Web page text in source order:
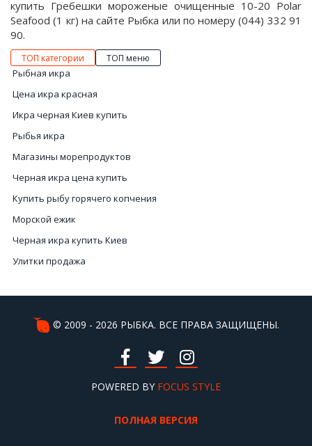
купить Гребешки мороженые очищенные 10-20 Polar
Seafood (1 кг) на сайте Рыбка или по номеру (044) 332 91
90.
ТОП категории ТОП меню
Рыбная икра
Цена икра красная
Икра черная Киев купить
Рыбья икра
Магазины морепродуктов
Черная икра цена купить
Купить рыбу горячего копчения
Морской ежик
Черная икра купить Киев
Улитки продажа
Устрицы
Икра черная купить Киев
Черная икра купить цена
© 2009 - 2026 РЫБКА. ВСЕ ПРАВА ЗАЩИЩЕНЫ.
POWERED BY FOCUS STYLE
ПОЛНАЯ ВЕРСИЯ